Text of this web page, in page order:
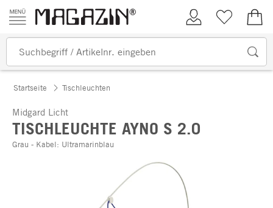
Zum Inhalt springen
Kundenkonto
Merkliste
Startseite Tischleuchten
Midgard Licht
TISCHLEUCHTE AYNO S 2.0
Grau - Kabel: Ultramarinblau